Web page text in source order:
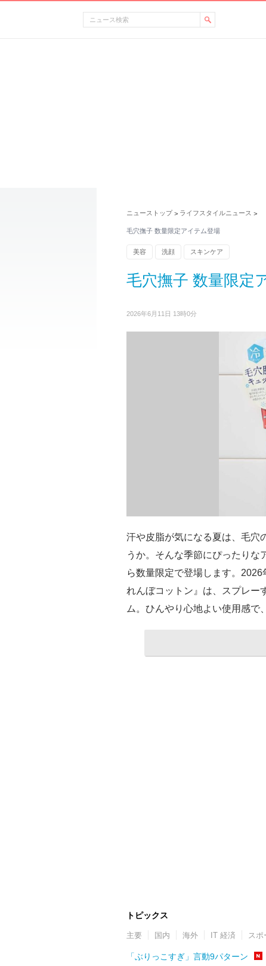
ニューストップ > ライフスタイルニュース >
毛穴撫子 数量限定アイテム登場
美容 洗顔 スキンケア
毛穴撫子 数量限定
2026年6月11日 13時0分
汗や皮脂が気になる夏は、毛穴
うか。そんな季節にぴったりな
ら数量限定で登場します。
れんぼコットン』は、スプレー
ム。ひんやり心地よい使用感で
トピックス
主要 国内 海外 IT 経済 スポ
「ぶりっこすぎ」言動9パターン